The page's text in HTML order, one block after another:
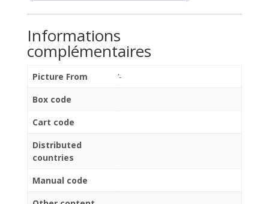
Informations
complémentaires
Picture From
'-
Box code
Cart code
Distributed
countries
Manual code